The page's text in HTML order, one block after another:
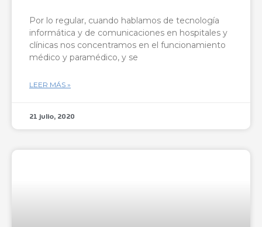
Por lo regular, cuando hablamos de tecnología
informática y de comunicaciones en hospitales y
clínicas nos concentramos en el funcionamiento
médico y paramédico, y se
LEER MÁS »
21 julio, 2020